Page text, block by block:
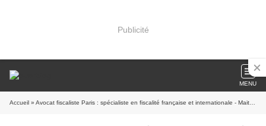
Publicité
MENU
Accueil » Avocat fiscaliste Paris : spécialiste en fiscalité française et internationale - Maitre Ismaïl BENAISSI